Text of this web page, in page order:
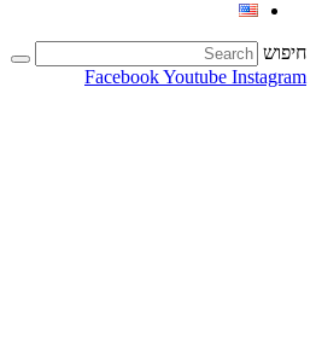
חיפוש
FacebookYoutube Instagram